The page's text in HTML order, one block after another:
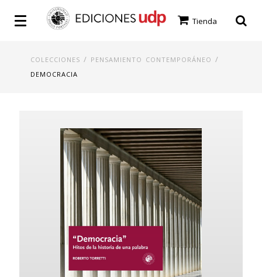
Tienda
COLECCIONES / PENSAMIENTO CONTEMPORÁNEO /
DEMOCRACIA